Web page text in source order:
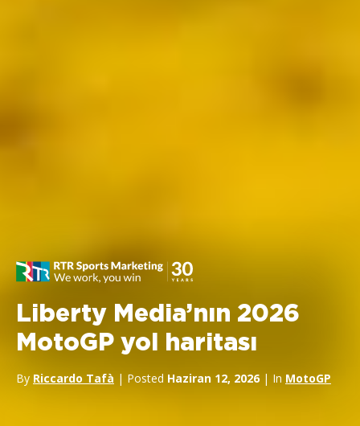
Liberty Media’nın 2026
MotoGP yol haritası
By Riccardo Tafà | Posted Haziran 12, 2026| In MotoGP